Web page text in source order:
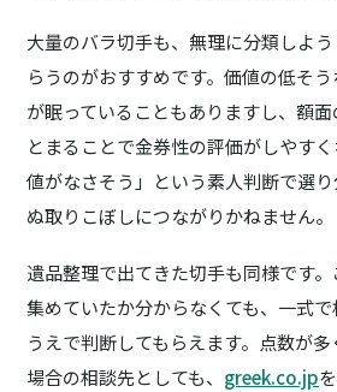
大量のバラ切手も、無理に分類しよ
らうのがおすすめです。価値の低そ
が眠っていることもありますし、額
とまることで金券性の評価がしやす
値がなさそう」という素人判断で選
ぬ取りこぼしにつながりかねません。
遺品整理で出てきた切手も同様です
集めていたか分からなくても、一式
うえで判断してもらえます。点数が
場合の相談先としても、 greek.co.jp